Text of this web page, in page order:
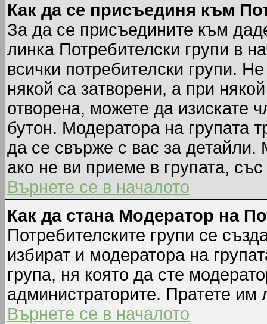
Как да се присъединя към
За да се присъедините към
линка Потребителски групи в
всички потребителски групи.
някой са затворени, а при
отворена, можете да изискате
бутон. Модератора на групата
да се свърже с вас за
ако не ви приеме в групата,
Върнете се в началото
Как да стана Модератор на
Потребителските групи се
избират и модератора на
група, ня която да сте
администраторите. Пратете
Върнете се в началото